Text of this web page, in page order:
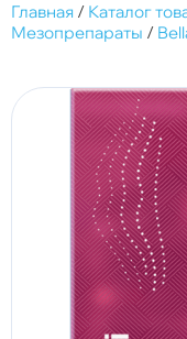
Главная / Каталог
Мезопрепараты /